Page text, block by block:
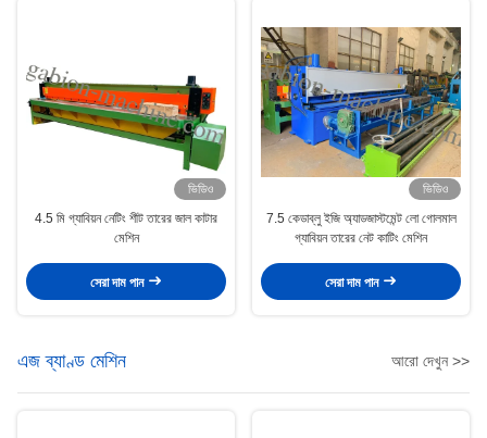
ভিডিও
4.5 মি গ্যাবিয়ন নেটিং শীট তারের জাল কাটার
মেশিন
সেরা দাম পান
ভিডিও
7.5 কেডাব্লু ইজি অ্যাডজাস্টমেন্ট লো গোলমাল
গ্যাবিয়ন তারের নেট কাটিং মেশিন
সেরা দাম পান
এজ ব্যাণ্ড মেশিন আরো দেখুন >>